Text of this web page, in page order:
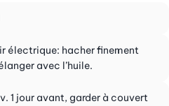
électrique: hacher finement
avec l’huile.
1 jour avant, garder à couvert